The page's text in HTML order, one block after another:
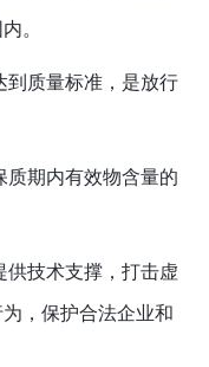
。
到质量标准，是放行
质期内有效物含量的
供技术支撑，打击虚
，保护合法企业和